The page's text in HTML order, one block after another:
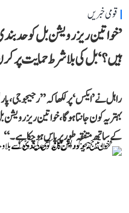
قومی خبریں
’خواتین ریزرویشن بل کو
ہیں؟‘ بل کی بلا شرط حمایت پر
راہل نے ’ایکس‘ پر لکھا کہ ’’رجیجو
کے ساتھ متفقہ طور پر پاس ہو چکا ہے۔‘‘